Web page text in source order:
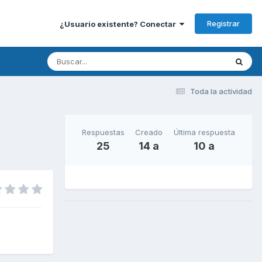
¿Usuario existente? Conectar Registrar
Toda la actividad
Respuestas
25
Creado
14 a
Última respuesta
10 a